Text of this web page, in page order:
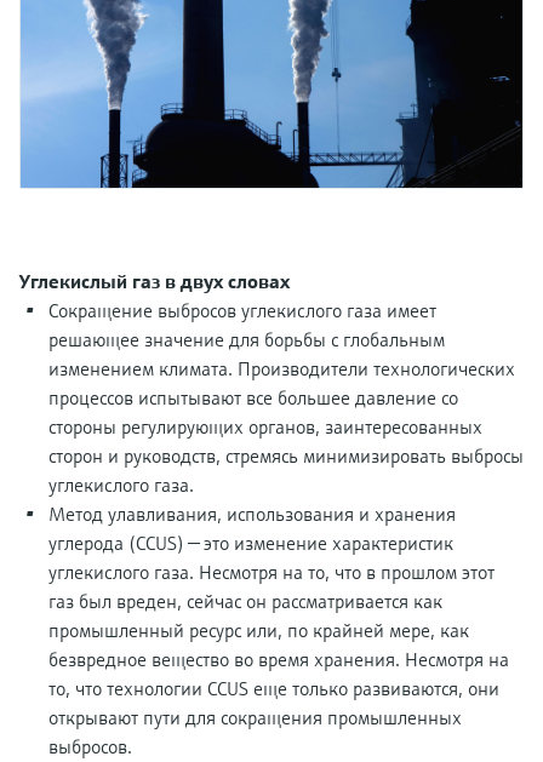
Найти, выбрать и настроить продукты,
используя параметры приложения
Получение информации о
Введите серийный номер прибора с
эксплуатации, техописание, замещающие
продукты и данные о запчастях).
Поиск запасных частей
Найти запасные части по корневому
продукту, коду заказа или серийному
номеру
Level measurement with pressure
Купить всё
Memosens technology
Купить всё
Купить всё
промышленности посредством
цифровизации
Операционная эффективность
производства благодаря
решений
Углекислый газ в двух словах
Сокращение выбросов углекислого газа имеет
решающее значение для борьбы с глобальным
изменением климата. Производители технологических
процессов испытывают все большее давление со
стороны регулирующих органов, заинтересованных
сторон и руководств, стремясь минимизировать выбросы
углекислого газа.
Метод улавливания, использования и хранения
углерода (CCUS) — это изменение характеристик
углекислого газа. Несмотря на то, что в прошлом этот
газ был вреден, сейчас он рассматривается как
промышленный ресурс или, по крайней мере, как
безвредное вещество во время хранения. Несмотря на
то, что технологии CCUS еще только развиваются, они
открывают пути для сокращения промышленных
выбросов.